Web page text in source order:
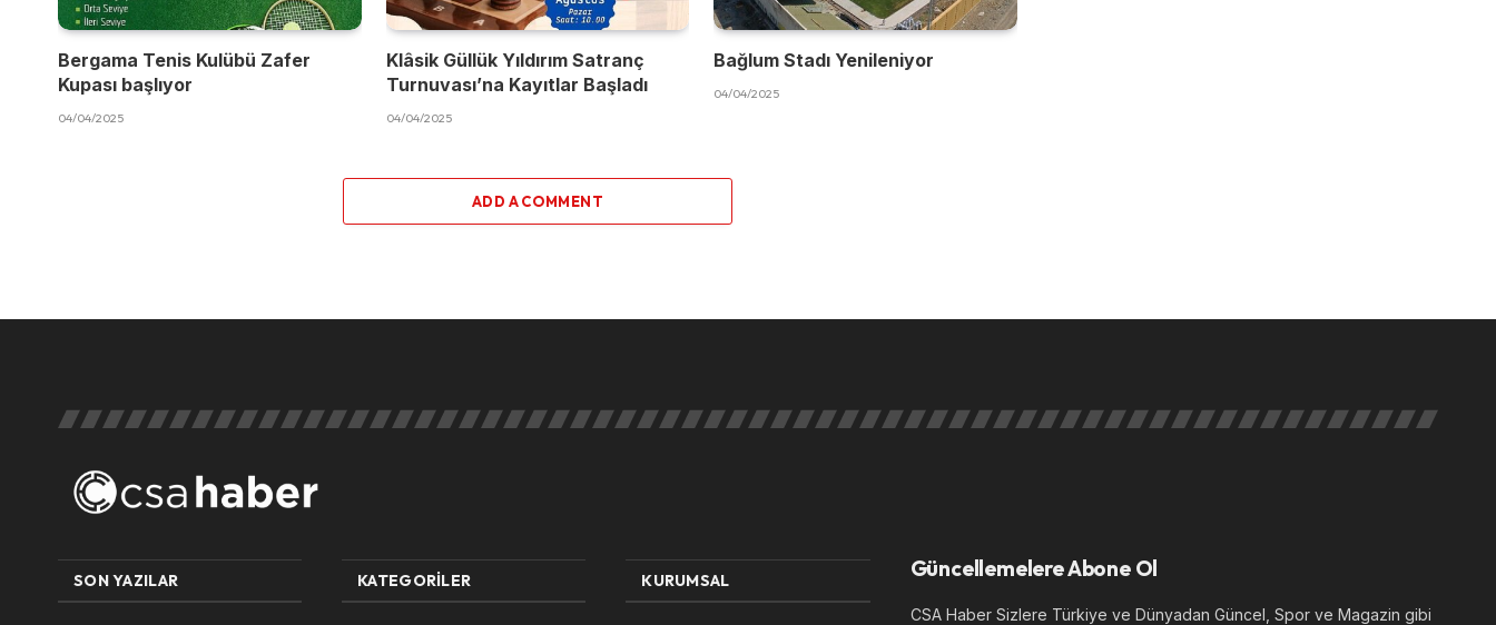
Bergama Tenis Kulübü Zafer
Kupası başlıyor
04/04/2025
Klâsik Güllük Yıldırım Satranç
Turnuvası’na Kayıtlar Başladı
04/04/2025
Bağlum Stadı Yenileniyor
04/04/2025
ADD A COMMENT
SON YAZILAR KATEGORILER KURUMSAL Güncellemelere Abone Ol
CSA Haber Sizlere Türkiye ve Dünyadan Güncel, Spor ve Magazin gibi